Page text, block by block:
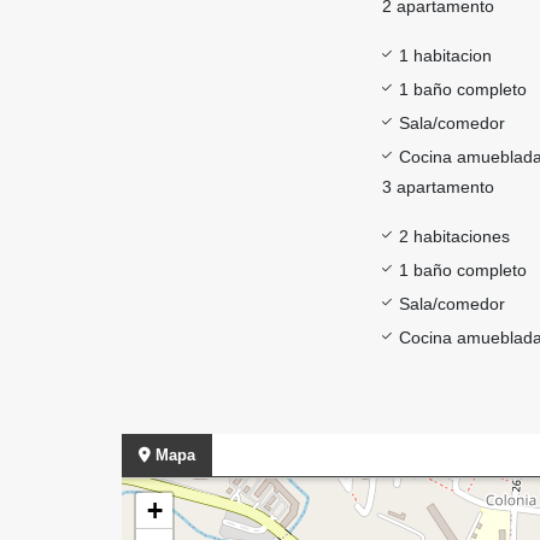
2 apartamento
1 habitacion
1 baño completo
Sala/comedor
Cocina
3 apartamento
2 habitaciones
1 baño completo
Sala/comedor
Cocina
Mapa
+